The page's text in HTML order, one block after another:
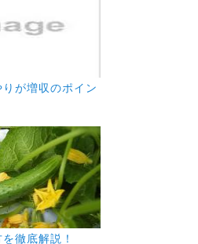
が増収のポイン
徹底解説！